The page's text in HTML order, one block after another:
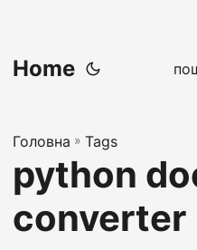
Home
Головна » Tags
python
converter